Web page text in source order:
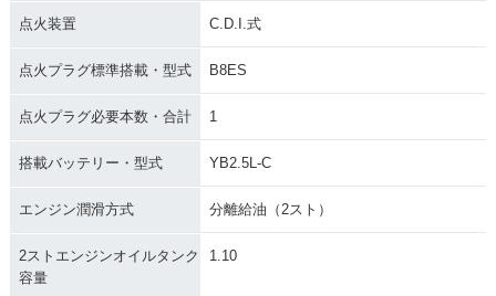
点火装置 C.D.I.式
点火プラグ標準搭載・型式 B8ES
点火プラグ必要本数・合計 1
搭載バッテリー・型式 YB2.5L-C
エンジン潤滑方式 分離給油（2スト）
2ストエンジンオイルタンク
容量
1.10